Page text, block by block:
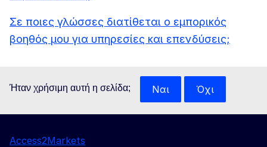
Σε ποιες γλώσσες διατίθεται ο εμπορικός
βοηθός μου για υπηρεσίες και επενδύσεις;
Ήταν χρήσιμη αυτή η σελίδα; Ναι Όχι
Access2Markets